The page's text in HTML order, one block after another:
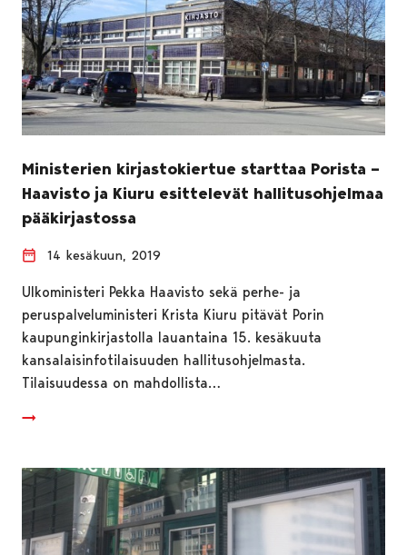
Ministerien kirjastokiertue starttaa Porista –
Haavisto ja Kiuru esittelevät hallitusohjelmaa
pääkirjastossa
14 kesäkuun, 2019
Ulkoministeri Pekka Haavisto sekä perhe- ja
peruspalveluministeri Krista Kiuru pitävät Porin
kaupunginkirjastolla lauantaina 15. kesäkuuta
kansalaisinfotilaisuuden hallitusohjelmasta.
Tilaisuudessa on mahdollista…